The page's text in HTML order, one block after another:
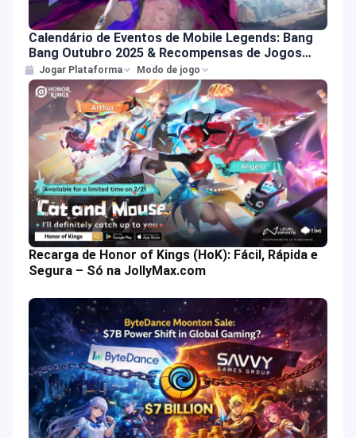
Calendário de Eventos de Mobile Legends: Bang
Bang Outubro 2025 & Recompensas de Jogos
MLBB
Jogar Plataforma Modo de jogo
Recarga de Honor of Kings (HoK): Fácil, Rápida e
Segura – Só na JollyMax.com